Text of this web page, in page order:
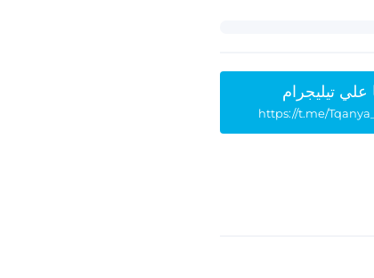
علي تيليجرام
https://t.me/